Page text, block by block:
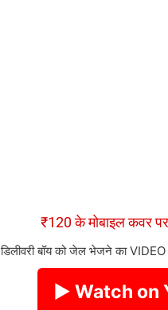
₹120 के मोबाइल कवर
डिलीवरी बॉय को जेल भेजने का
▶ Watch on